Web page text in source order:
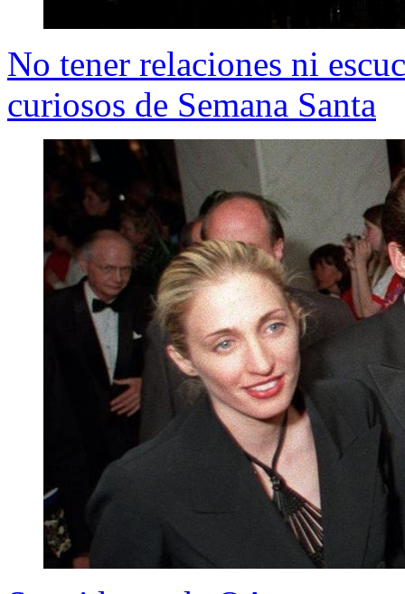
No tener relaciones ni
curiosos de Semana Santa